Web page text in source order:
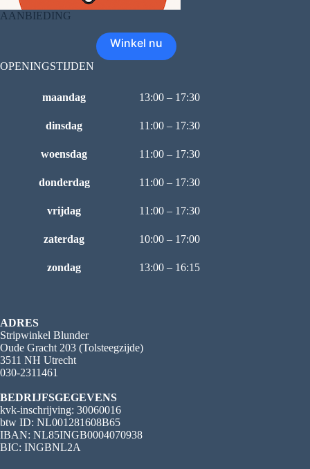
AANBIEDING
Winkel nu
OPENINGSTIJDEN
maandag 13:00 – 17:30
dinsdag 11:00 – 17:30
woensdag 11:00 – 17:30
donderdag 11:00 – 17:30
vrijdag 11:00 – 17:30
zaterdag 10:00 – 17:00
zondag 13:00 – 16:15
ADRES
Stripwinkel Blunder
Oude Gracht 203 (Tolsteegzijde)
3511 NH Utrecht
030-2311461
BEDRIJFSGEGEVENS
kvk-inschrijving: 30060016
btw ID: NL001281608B65
IBAN: NL85INGB0004070938
BIC: INGBNL2A